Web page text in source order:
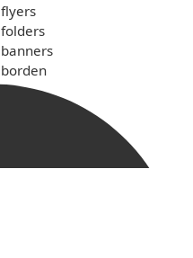
flyers
folders
banners
borden